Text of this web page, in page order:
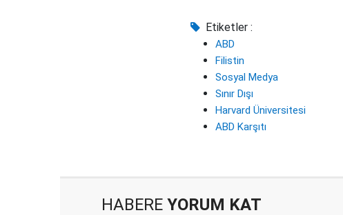
Etiketler :
ABD
Filistin
Sosyal Medya
Sınır Dışı
Harvard Üniversitesi
ABD Karşıtı
HABERE YORUM KAT